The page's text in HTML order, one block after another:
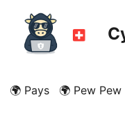
🌍 Pays 🌍 Pew Pew